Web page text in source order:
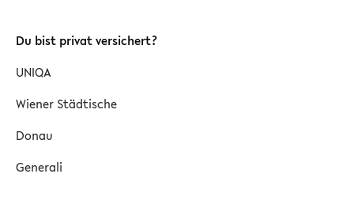
Du bist privat versichert?
UNIQA
Wiener Städtische
Donau
Generali